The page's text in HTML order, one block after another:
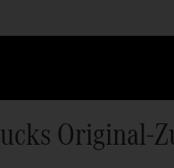
Original-